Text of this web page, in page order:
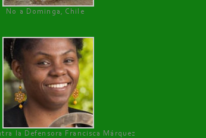
No a Dominga, Chile
la Defensora Francisca Márquez